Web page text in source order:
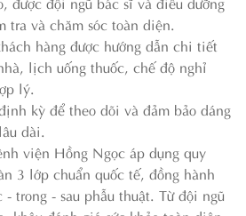
tra và chăm sóc toàn diện.
hàng được hướng dẫn chi tiết
lịch uống thuốc, chế độ nghỉ
lý.
kỳ để theo dõi và đảm bảo dáng
dài.
viện Hồng Ngọc áp dụng quy
3 lớp chuẩn quốc tế, đồng hành
trong - sau phẫu thuật. Từ đội ngũ